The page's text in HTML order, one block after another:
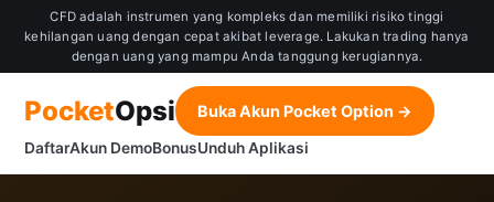
CFD adalah instrumen yang kompleks dan memiliki risiko tinggi
kehilangan uang dengan cepat akibat leverage. Lakukan trading hanya
dengan uang yang mampu Anda tanggung kerugiannya.
PocketOpsi
DaftarAkun DemoBonusUnduh Aplikasi
Buka Akun Pocket Option →